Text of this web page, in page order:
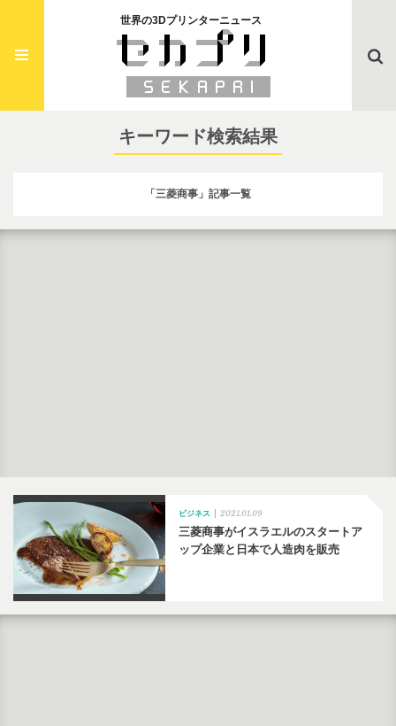
世界の3Dプリンターニュース
キーワード検索結果
「三菱商事」記事一覧
ビジネス 2021.01.09
三菱商事がイスラエルのスタートア
ップ企業と日本で人造肉を販売